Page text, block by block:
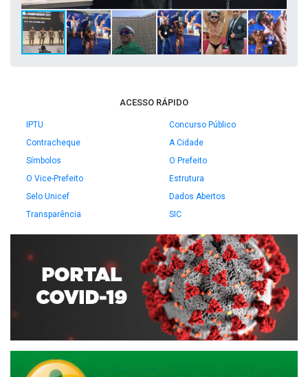
ACESSO RÁPIDO
IPTU
Concurso Público
Contracheque
A Cidade
Símbolos
O Prefeito
O Vice-Prefeito
Estrutura
Selo Unicef
Dados Abertos
Transparência
SIC